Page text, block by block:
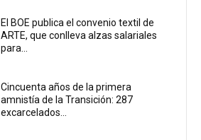
El BOE publica el convenio textil de
ARTE, que conlleva alzas salariales
para...
Cincuenta años de la primera
amnistía de la Transición: 287
excarcelados...